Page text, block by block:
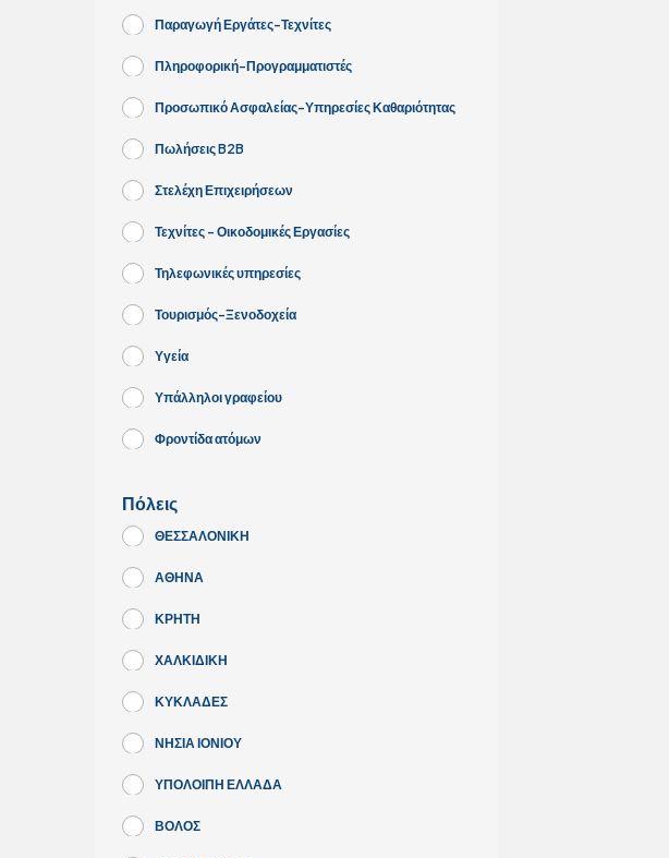
Παραγωγή Εργάτες-Τεχνίτες
Πληροφορική-Προγραμματιστές
Προσωπικό Ασφαλείας-Υπηρεσίες Καθαριότητας
Πωλήσεις B2B
Στελέχη Επιχειρήσεων
Τεχνίτες - Οικοδομικές Εργασίες
Τηλεφωνικές υπηρεσίες
Τουρισμός-Ξενοδοχεία
Υγεία
Υπάλληλοι γραφείου
Φροντίδα ατόμων
Πόλεις
ΘΕΣΣΑΛΟΝΙΚΗ
ΑΘΗΝΑ
ΚΡΗΤΗ
ΧΑΛΚΙΔΙΚΗ
ΚΥΚΛΑΔΕΣ
ΝΗΣΙΑ ΙΟΝΙΟΥ
ΥΠΟΛΟΙΠΗ ΕΛΛΑΔΑ
ΒΟΛΟΣ